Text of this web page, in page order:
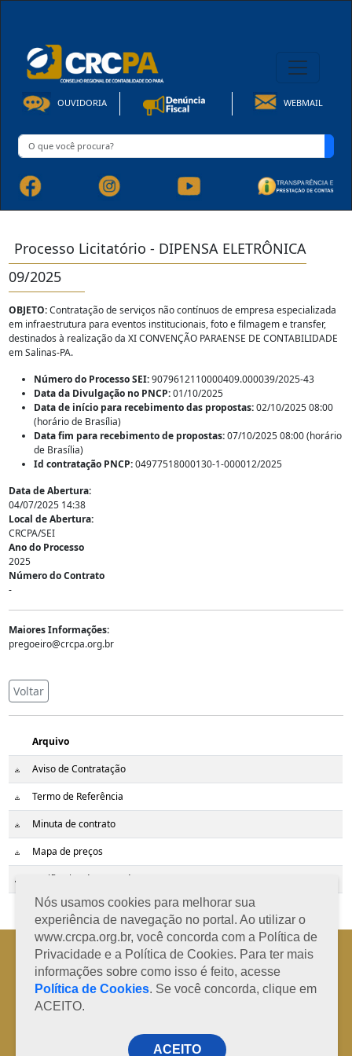
OUVIDORIA WEBMAIL
Processo Licitatório - DIPENSA ELETRÔNICA
09/2025
OBJETO:Contratação de serviços não contínuos de empresa especializada
em infraestrutura para eventos institucionais, foto e filmagem e transfer,
destinados à realização da XI CONVENÇÃO PARAENSE DE CONTABILIDADE
em Salinas-PA.
Número do Processo SEI:9079612110000409.000039/2025-43
Data da Divulgação no PNCP:01/10/2025
Data de início para recebimento das propostas:02/10/2025 08:00
(horário de Brasília)
Data fim para recebimento de propostas:07/10/2025 08:00 (horário
de Brasília)
Id contratação PNCP:04977518000130-1-000012/2025
Data de Abertura:
04/07/2025 14:38
Local de Abertura:
CRCPA/SEI
Ano do Processo
2025
Número do Contrato
-
Maiores Informações:
pregoeiro@crcpa.org.br
Voltar
Arquivo
Aviso de Contratação
Termo de Referência
Minuta de contrato
Mapa de preços
Justificativa do mapa de preços
Nós usamos cookies para melhorar sua
experiência de navegação no portal. Ao utilizar o
www.crcpa.org.br, você concorda com a Política de
Privacidade e a Política de Cookies. Para ter mais
informações sobre como isso é feito, acesse
Política de Cookies. Se você concorda, clique em
ACEITO.
ACEITO
Horário de Atendimento: 08h às 12h e 13h às 17h de segunda à sexta-
feira
Fone: +55 91 3202-4150 | E-mail: protocolo@crcpa.org.br
Copyright 2014/2026 | Todos os direitos reservados ao CRC-PA